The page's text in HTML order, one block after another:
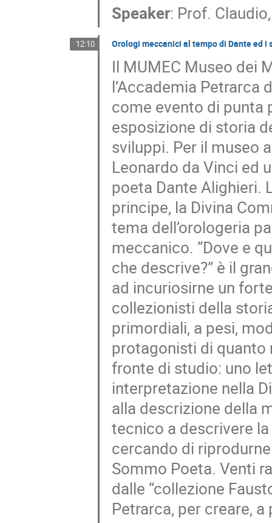
Speaker: Prof.
12:10 Orologi meccanici al tempo di Dante ed i
Il MUMEC Museo dei
l’Accademia Petrarca
come evento di punta
esposizione di storia
sviluppi. Per il museo
Leonardo da Vinci ed
poeta Dante Alighieri.
principe, la Divina
tema dell’orologeria
meccanico. “Dove e
che descrive?” è il
ad incuriosirne un
collezionisti della
primordiali, a pesi,
protagonisti di
fronte di studio: uno
interpretazione nella
alla descrizione della
tecnico a descrivere
cercando di
Sommo Poeta. Venti
dalle “collezione
Petrarca, per creare,